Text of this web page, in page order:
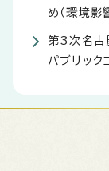
め（環境影
第3次名古
パブリック